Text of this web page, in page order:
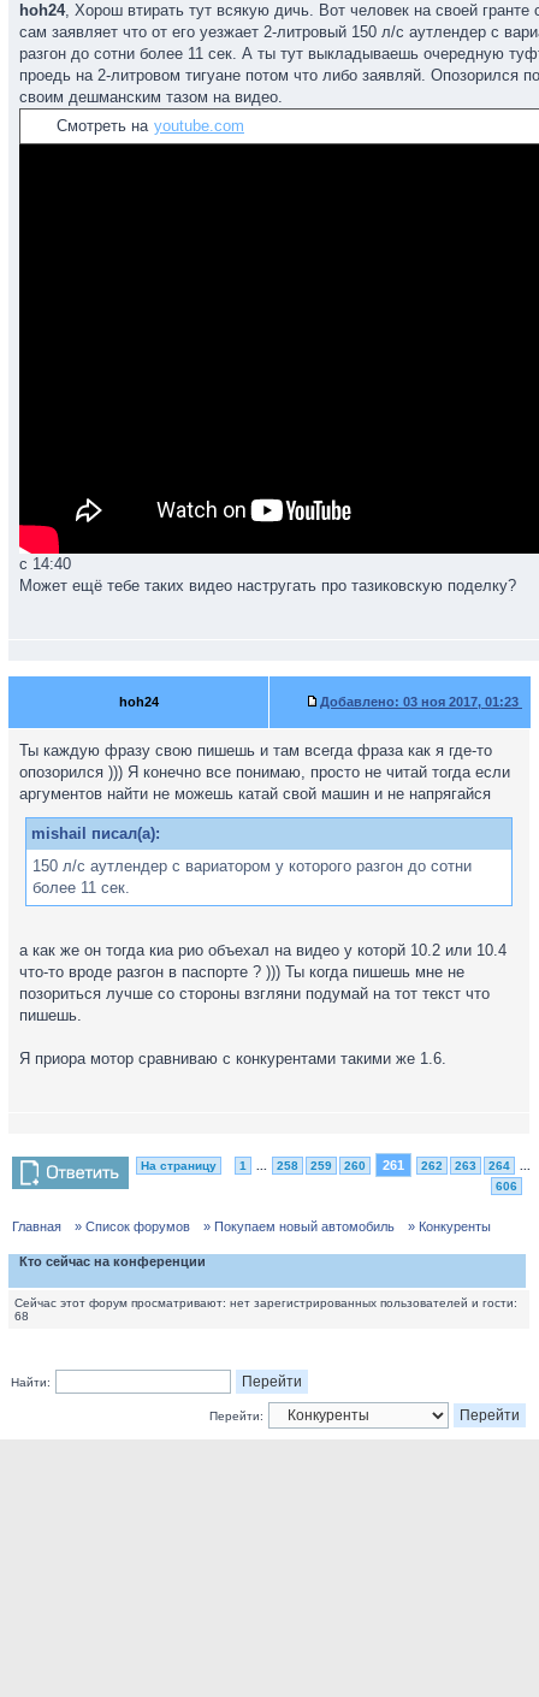
hoh24, Хорош втирать тут всякую дичь. Вот человек на своей гранте
сам заявляет что от его уезжает 2-литровый 150 л/с аутлендер с
разгон до сотни более 11 сек. А ты тут выкладываешь очередную
проедь на 2-литровом тигуане потом что либо заявляй. Опозорился
своим дешманским тазом на видео.
Смотреть на youtube.com
с 14:40
Может ещё тебе таких видео настругать про тазиковскую поделку?
hoh24 Добавлено: 03 ноя 2017, 01:23
Ты каждую фразу свою пишешь и там всегда фраза как я где-то
опозорился ))) Я конечно все понимаю, просто не читай тогда если
аргументов найти не можешь катай свой машин и не напрягайся
mishail писал(а):
150 л/с аутлендер с вариатором у которого разгон до сотни
более 11 сек.
а как же он тогда киа рио объехал на видео у которй 10.2 или 10.4
что-то вроде разгон в паспорте ? ))) Ты когда пишешь мне не
позориться лучше со стороны взгляни подумай на тот текст что
пишешь.
Я приора мотор сравниваю с конкурентами такими же 1.6.
На страницу 1 258 259 260 261 262 263 264
606
Главная » Список форумов » Покупаем новый автомобиль » Конкуренты
Кто сейчас на конференции
Сейчас этот форум просматривают: нет зарегистрированных пользователей и гости:
68
Найти:
Перейти: